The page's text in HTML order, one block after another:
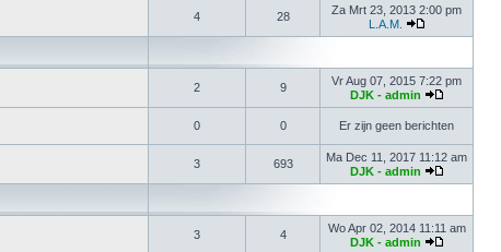
4 28
Za Mrt 23, 2013 2:00 pm
L.A.M.
2 9
Vr Aug 07, 2015 7:22 pm
DJK - admin
0 0 Er zijn geen berichten
3 693
Ma Dec 11, 2017 11:12 am
DJK - admin
3 4
Wo Apr 02, 2014 11:11 am
DJK - admin